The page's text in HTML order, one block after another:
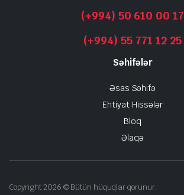
(+994) 50 610 00 17
(+994) 55 771 12 25
Səhifələr
Əsas Səhifə
Ehtiyat Hissələr
Bloq
Əlaqə
Copyright 2026 © Bütün hüquqlar qorunur.